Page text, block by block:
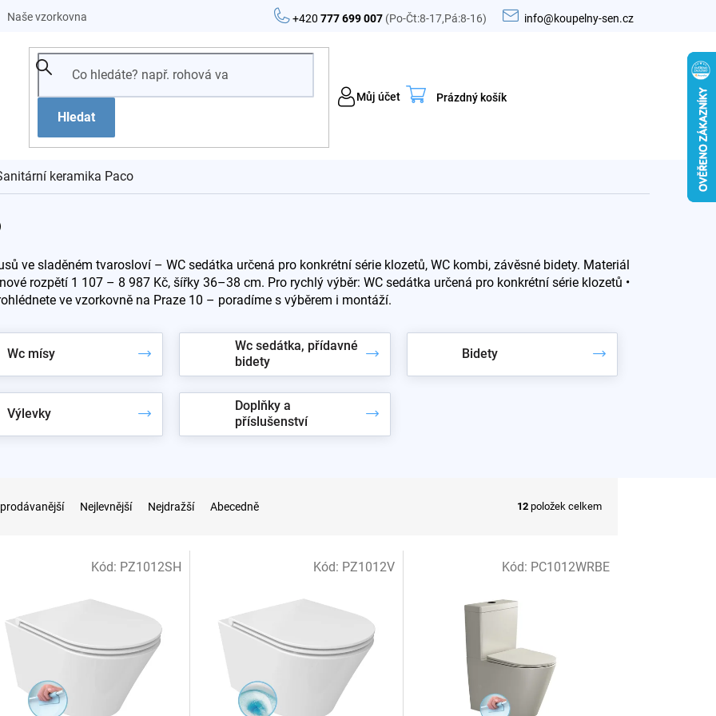
+420777 699 007 (Po-Čt:8-17,Pá:8-16) info@koupelny-sen.cz
Naše vzorkovna
Hledat
Můj účet
Nákupní
Prázdný košík
keramika Paco
ve sladěném tvarosloví – WC sedátka určená pro konkrétní série klozetů, WC kombi, závěsné bidety. Materiál
rozpětí 1 107 – 8 987 Kč, šířky 36–38 cm. Pro rychlý výběr: WC sedátka určená pro konkrétní série klozetů •
ve vzorkovně na Praze 10 – poradíme s výběrem i montáží.
Wc mísy
Wc sedátka, přídavné
bidety
Bidety
Výlevky
Doplňky a
příslušenství
Nejlevnější Nejdražší Abecedně 12 položek celkem
Kód: PZ1012SH Kód: PZ1012V Kód: PC1012WRBE